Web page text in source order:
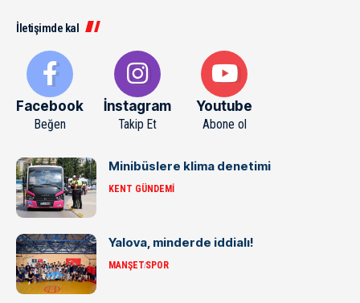
İletişimde kal
Facebook
Beğen
İnstagram
Takip Et
Youtube
Abone ol
Minibüslere klima denetimi
KENT GÜNDEMI
Yalova, minderde iddialı!
MANŞETSPOR